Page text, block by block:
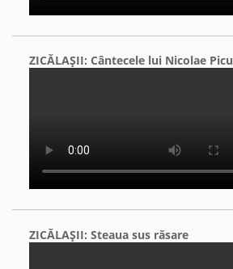
ZICĂLAŞII: Cântecele lui Nicolae Picu
ZICĂLAŞII: Steaua sus răsare